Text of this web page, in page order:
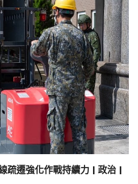
疏遷強化作戰持續力 | 政治 |